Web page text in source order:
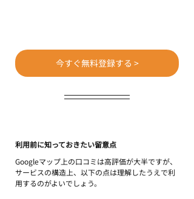
今すぐ無料登録する >
利用前に知っておきたい留意点
Googleマップ上の口コミは高評価が大半ですが、
サービスの構造上、以下の点は理解したうえで利
用するのがよいでしょう。